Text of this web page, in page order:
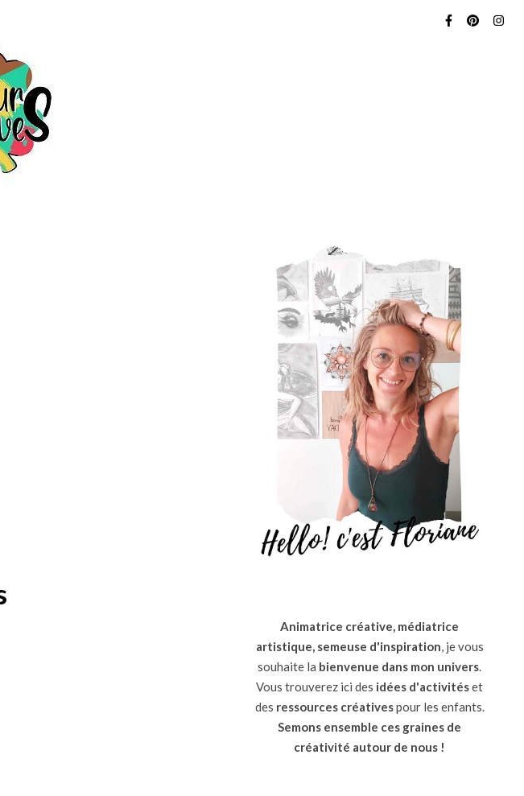
Animatrice créative, médiatrice
artistique, semeuse d'inspiration, je vous
souhaite la bienvenue dans mon univers.
Vous trouverez ici des idées d'activitéset
des ressources créativespour les enfants.
Semons ensemble ces graines de
créativité autour de nous !